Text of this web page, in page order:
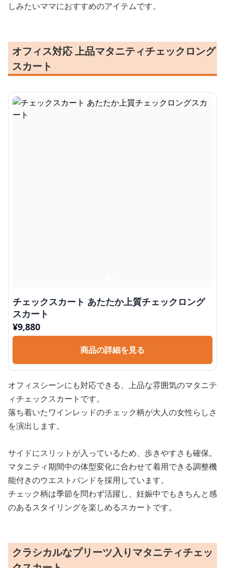
しみたいママにおすすめのアイテムです。
オフィス対応 上品マタニティチェックロング
スカート
チェックスカート あたたか上質チェックロング
スカート
¥9,880
商品の詳細を見る
オフィスシーンにも対応できる、上品な雰囲気のマタニテ
ィチェックスカートです。
落ち着いたワインレッドのチェック柄が大人の女性らしさ
を演出します。
サイドにスリットが入っているため、歩きやすさも確保。
マタニティ期間中の体型変化に合わせて着用できる調整機
能付きのウエストバンドを採用しています。
チェック柄は季節を問わず活躍し、妊娠中でもきちんと感
のあるスタイリングを楽しめるスカートです。
クラシカルなプリーツ入りマタニティチェッ